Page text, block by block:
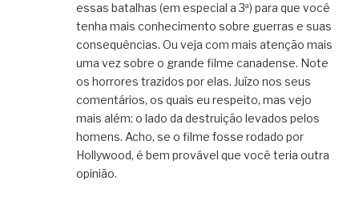
essas batalhas (em especial a 3ª) para que você
tenha mais conhecimento sobre guerras e suas
consequências. Ou veja com mais atenção mais
uma vez sobre o grande filme canadense. Note
os horrores trazidos por elas. Juízo nos seus
comentários, os quais eu respeito, mas vejo
mais além: o lado da destruição levados pelos
homens. Acho, se o filme fosse rodado por
Hollywood, é bem provável que você teria outra
opinião.